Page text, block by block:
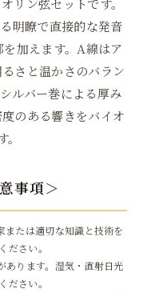
リン弦セットです。
明瞭で直接的な発音
加えます。A線はア
さと温かさのバラン
ルバー巻による厚み
のある響きをバイオ
事項＞
または適切な知識と技術を
ださい。
あります。湿気・直射日光
ださい。